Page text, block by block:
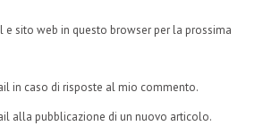
e sito web in questo browser per la prossima
in caso di risposte al mio commento.
alla pubblicazione di un nuovo articolo.